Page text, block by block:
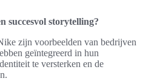
succesvol storytelling?
zijn voorbeelden van bedrijven
geïntegreerd in hun
te versterken en de